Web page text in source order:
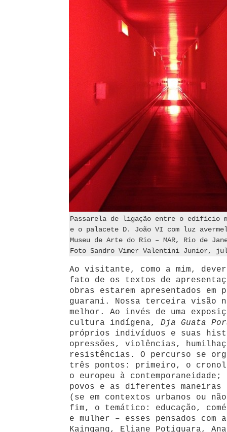
Passarela de ligação entre o edifício
e o palacete D. João VI com luz
Museu de Arte do Rio – MAR, Rio de
Foto Sandro Vimer Valentini Junior,
Ao visitante, como a mim,
fato de os textos de
obras estarem apresentados em
guarani. Nossa terceira visão
melhor. Ao invés de uma
cultura indígena, Dja Guata
próprios indivíduos e suas
opressões, violências,
resistências. O percurso se
três pontos: primeiro, o
o europeu à
povos e as diferentes maneiras
(se em contextos urbanos ou
fim, o temático: educação,
e mulher – esses pensados com
Kaingang, Eliane Potiguara,